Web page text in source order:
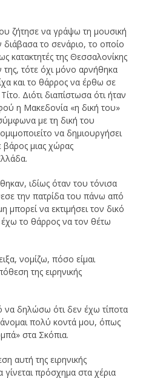
ζήτησε να γράψω τη μουσική
διάβασα το σενάριο, το οποίο
κατακτητές της Θεσσαλονίκης
της, τότε όχι μόνο αρνήθηκα
και το θάρρος να έρθω σε
Διότι διαπίστωσα ότι ήταν
η Μακεδονία «η δική του»
με τη δική του
να δημιουργήσει
βάρος μιας χώρας
ιδίως όταν του τόνισα
την πατρίδα του πάνω από
μπορεί να εκτιμήσει τον δικό
το θάρρος να τον θέτω
νομίζω, πόσο είμαι
της ειρηνικής
να δηλώσω ότι δεν έχω τίποτα
πολύ κοντά μου, όπως
στα Σκόπια.
αυτή της ειρηνικής
πρόσχημα στα χέρια